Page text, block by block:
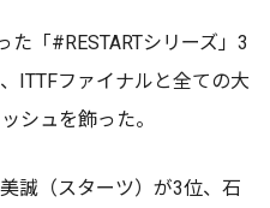
「#RESTARTシリーズ」3
ITTFファイナルと全ての大
シュを飾った。
誠（スターツ）が3位、石